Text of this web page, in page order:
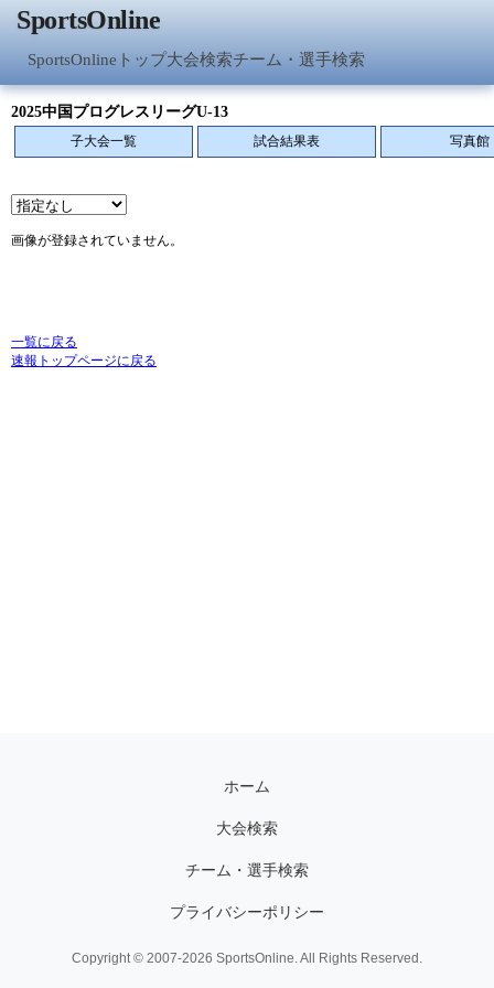
SportsOnline
SportsOnlineトップ大会検索チーム・選手検索
2025中国プログレスリーグU-13
子大会一覧 試合結果表 写真館
画像が登録されていません。
一覧に戻る
速報トップページに戻る
ホーム
大会検索
チーム・選手検索
プライバシーポリシー
Copyright © 2007-2026 SportsOnline. All Rights Reserved.